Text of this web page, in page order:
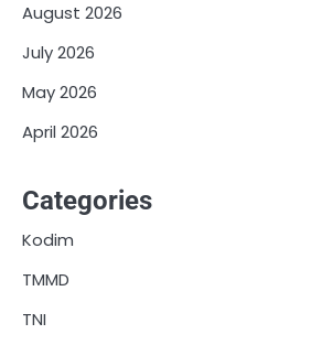
August 2026
July 2026
May 2026
April 2026
Categories
Kodim
TMMD
TNI